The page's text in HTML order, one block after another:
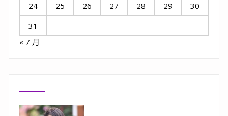
24
25 26 27 28 29
30
31
« 7 月